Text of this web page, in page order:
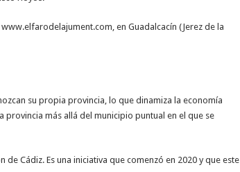
en Guadalcacín (Jerez de la
su propia provincia, lo que dinamiza la economía
provincia más allá del municipio puntual en el que se
Cádiz. Es una iniciativa que comenzó en 2020 y que este